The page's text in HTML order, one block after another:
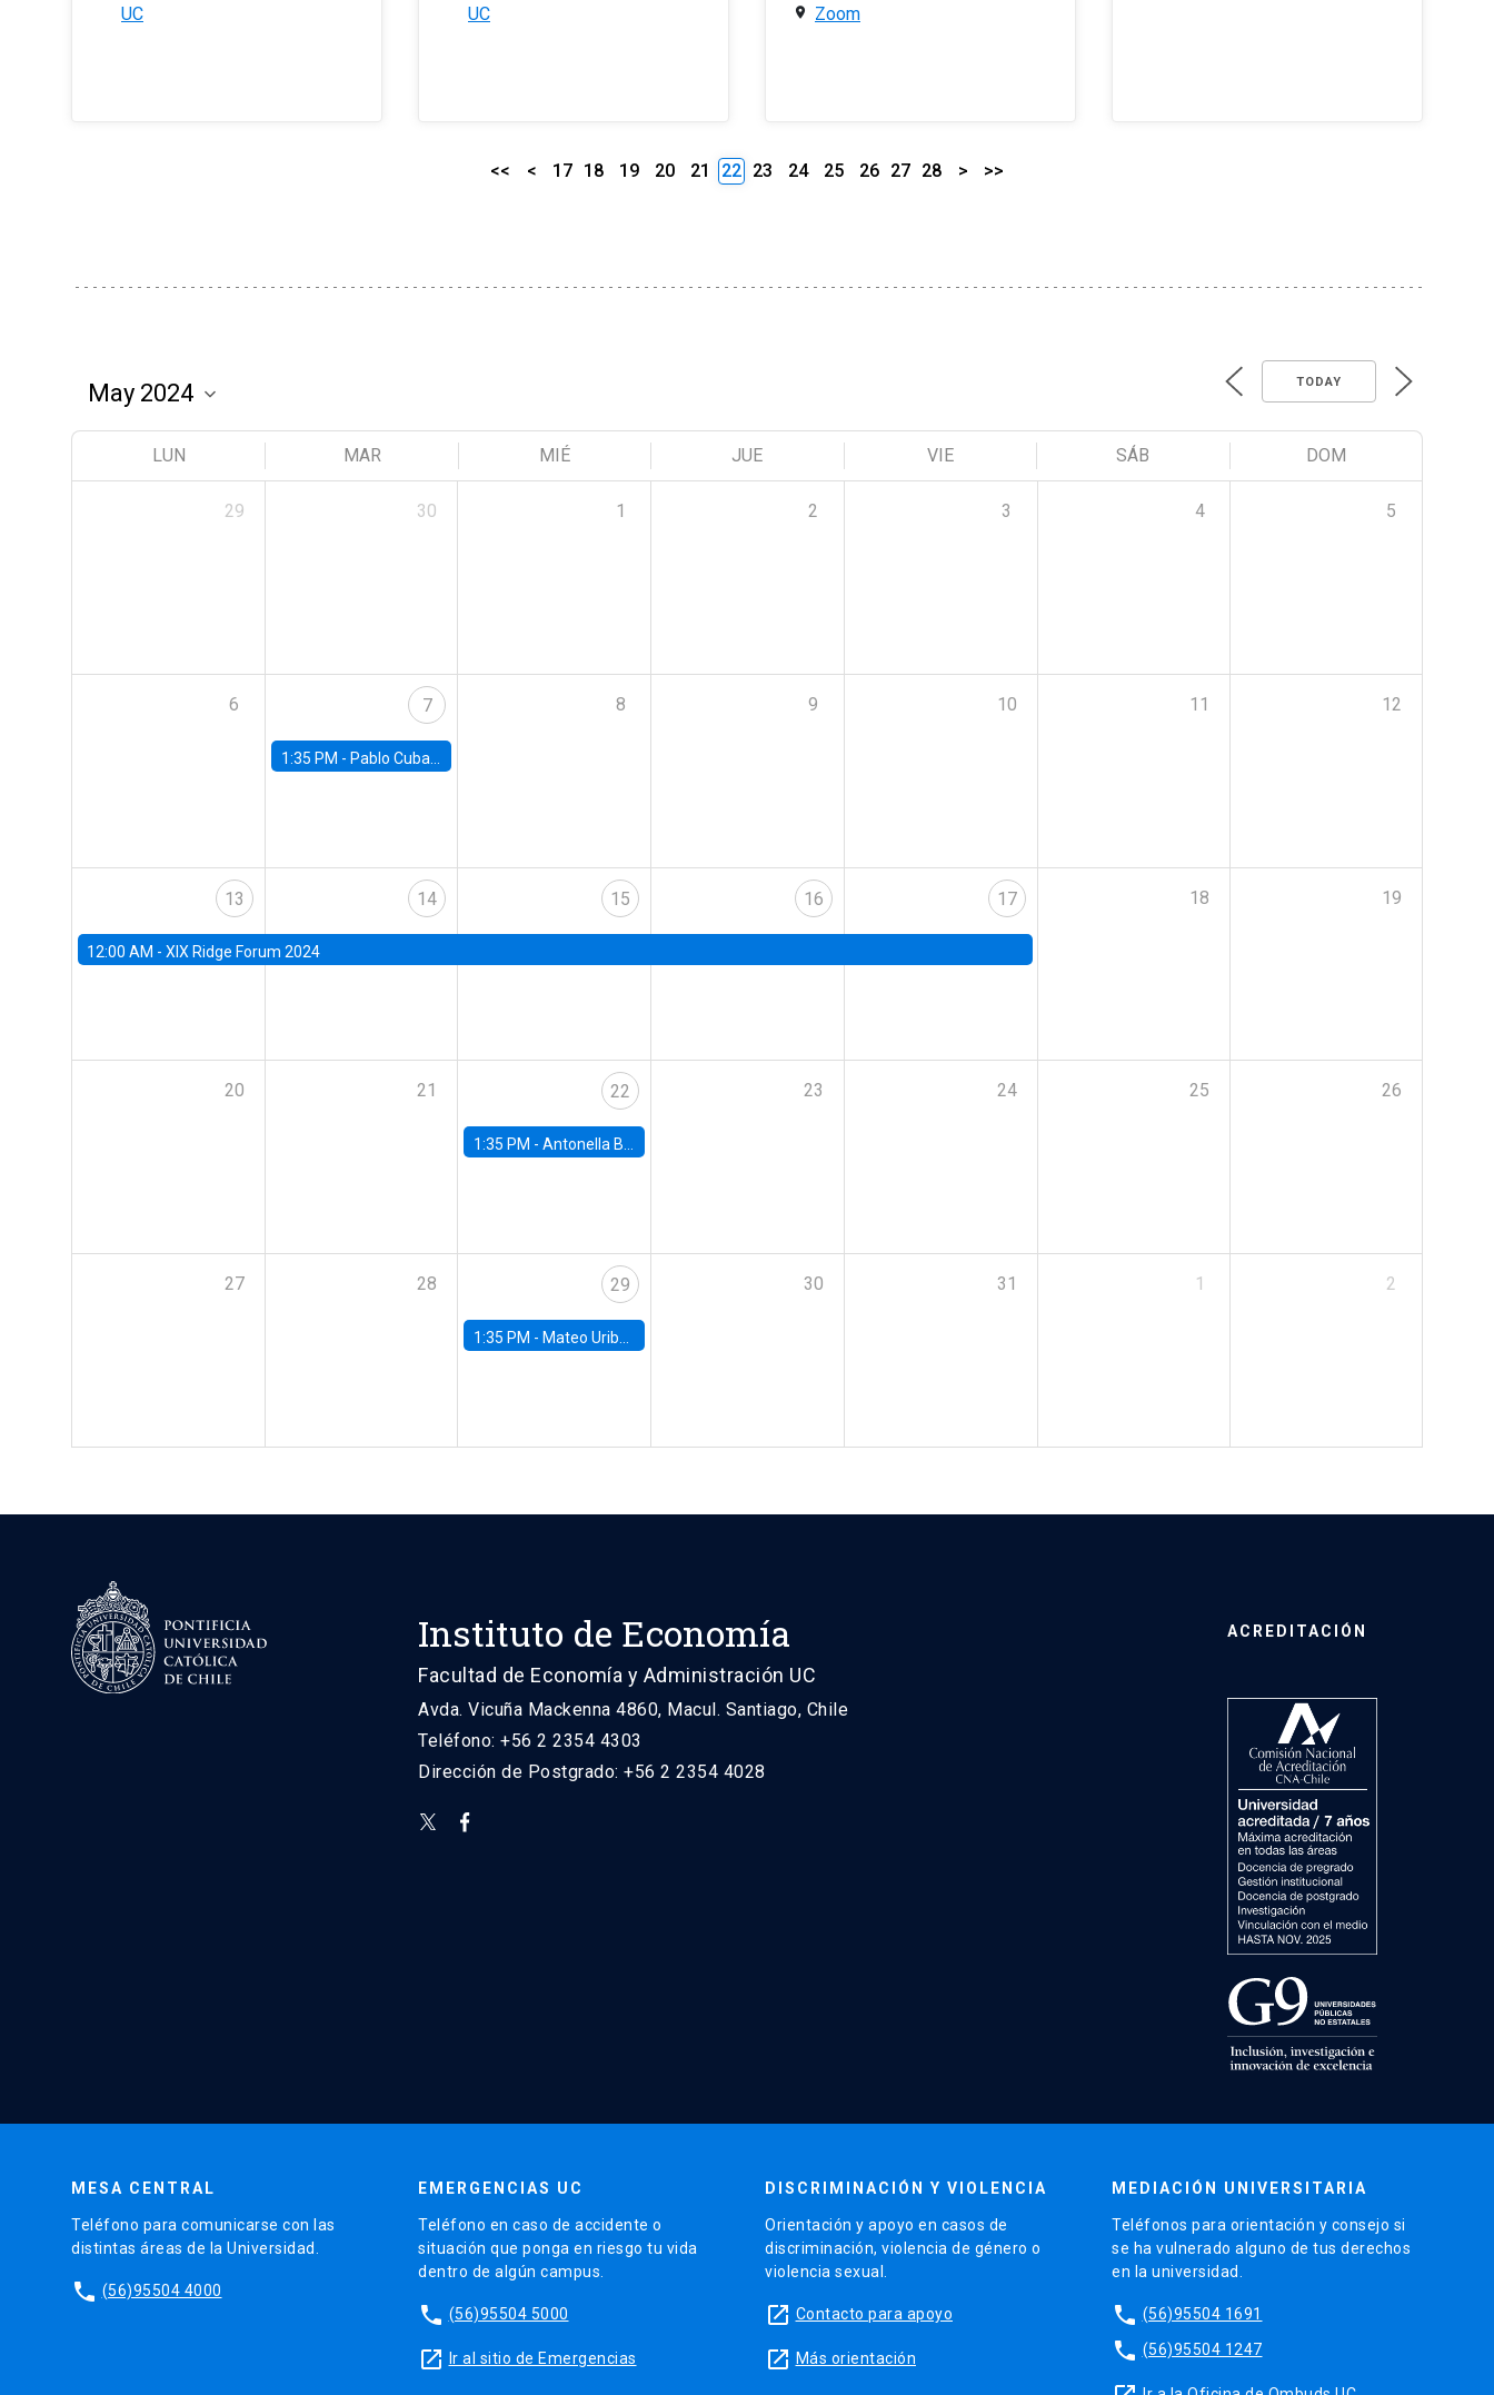
UC
UC
Zoom
<< < 17 18 19 20 21 22 23 24 25 26 27 28 > >>
TODAY
LUN MAR MIÉ JUE VIE SÁB DOM
29 30 1 2 3 4 5
6 7
1:35 PM - Pablo Cuba, FED Board
8 9 10 11 12
13
12:00 AM - XIX Ridge Forum 2024
14 15 16 17 18 19
20 21 22
1:35 PM -Antonella Bancalari, Institute for Fiscal Studies (IFS) and Research Associate at University College London (UCL)
23 24 25 26
27 28 29
1:35 PM - Mateo Uribe-Castro, Universidad de los Andes (Colombia)
30 31 1 2
Instituto de Economía
Facultad de Economía y Administración UC
Avda. Vicuña Mackenna 4860, Macul. Santiago, Chile
Teléfono: +56 2 2354 4303
Dirección de Postgrado: +56 2 2354 4028
ACREDITACIÓN
MESA CENTRAL
Teléfono para comunicarse con las
distintas áreas de la Universidad.
phone (56)95504 4000
EMERGENCIAS UC
Teléfono en caso de accidente o
situación que ponga en riesgo tu vida
dentro de algún campus.
phone (56)95504 5000
launch Ir al sitio de Emergencias
DISCRIMINACIÓN Y VIOLENCIA
Orientación y apoyo en casos de
discriminación, violencia de género o
violencia sexual.
launch Contacto para apoyo
launch Más orientación
MEDIACIÓN UNIVERSITARIA
Teléfonos para orientación y consejo si
se ha vulnerado alguno de tus derechos
en la universidad.
phone (56)95504 1691
phone (56)95504 1247